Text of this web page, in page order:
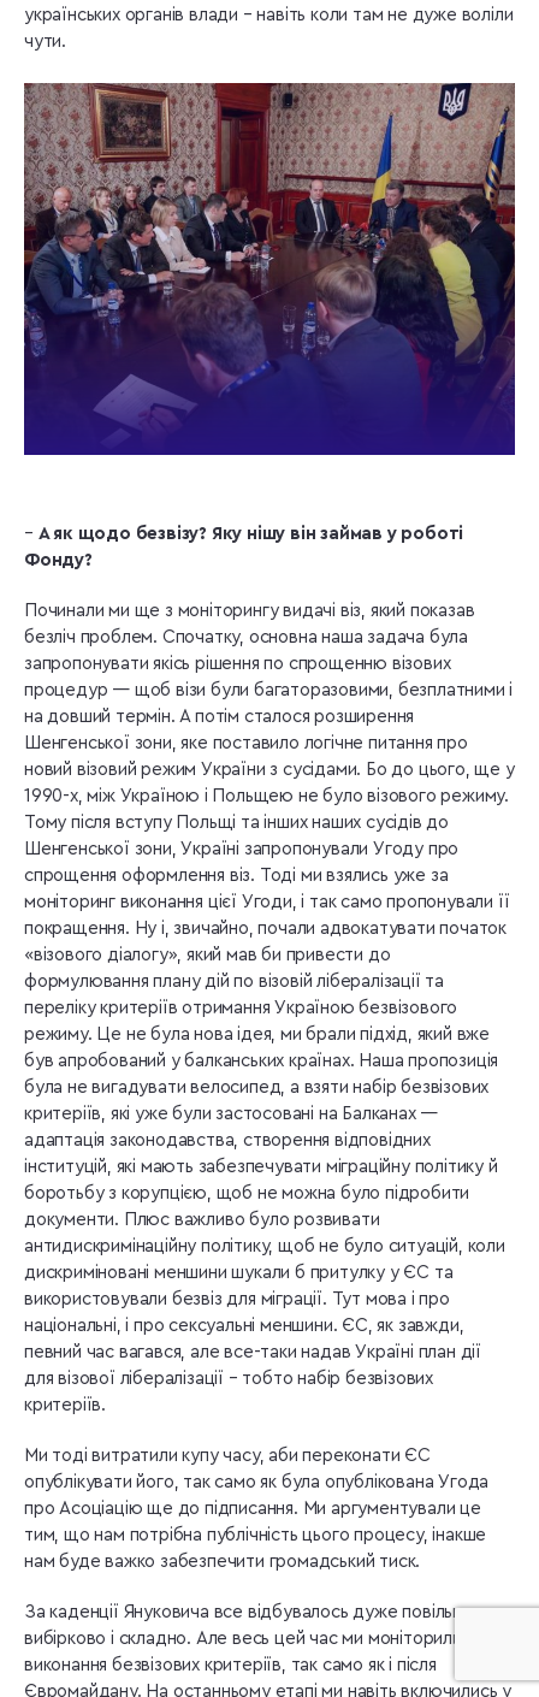
українських органів влади – навіть коли там не дуже воліли
чути.
– А як щодо безвізу? Яку нішу він займав у роботі
Фонду?
Починали ми ще з моніторингу видачі віз, який показав
безліч проблем. Спочатку, основна наша задача була
запропонувати якісь рішення по спрощенню візових
процедур — щоб візи були багаторазовими, безплатними і
на довший термін. А потім сталося розширення
Шенгенської зони, яке поставило логічне питання про
новий візовий режим України з сусідами. Бо до цього, ще у
1990-х, між Україною і Польщею не було візового режиму.
Тому після вступу Польщі та інших наших сусідів до
Шенгенської зони, Україні запропонували Угоду про
спрощення оформлення віз. Тоді ми взялись уже за
моніторинг виконання цієї Угоди, і так само пропонували її
покращення. Ну і, звичайно, почали адвокатувати початок
«візового діалогу», який мав би привести до
формулювання плану дій по візовій лібералізації та
переліку критеріїв отримання Україною безвізового
режиму. Це не була нова ідея, ми брали підхід, який вже
був апробований у балканських країнах. Наша пропозиція
була не вигадувати велосипед, а взяти набір безвізових
критеріїв, які уже були застосовані на Балканах —
адаптація законодавства, створення відповідних
інституцій, які мають забезпечувати міграційну політику й
боротьбу з корупцією, щоб не можна було підробити
документи. Плюс важливо було розвивати
антидискримінаційну політику, щоб не було ситуацій, коли
дискриміновані меншини шукали б притулку у ЄС та
використовували безвіз для міграції. Тут мова і про
національні, і про сексуальні меншини. ЄС, як завжди,
певний час вагався, але все-таки надав Україні план дії
для візової лібералізації – тобто набір безвізових
критеріїв.
Ми тоді витратили купу часу, аби переконати ЄС
опублікувати його, так само як була опублікована Угода
про Асоціацію ще до підписання. Ми аргументували це
тим, що нам потрібна публічність цього процесу, інакше
нам буде важко забезпечити громадський тиск.
За каденції Януковича все відбувалось дуже повільно,
вибірково і складно. Але весь цей час ми моніторили
виконання безвізових критеріїв, так само як і після
Євромайдану. На останньому етапі ми навіть включились у